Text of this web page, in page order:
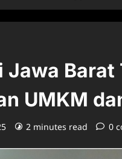
Jawa
UMKM
2 minutes read 0